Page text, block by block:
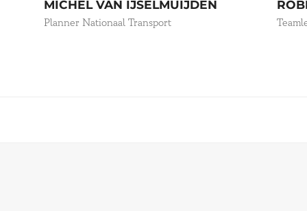
MICHEL VAN IJSELMUIJDEN
Planner Nationaal Transport